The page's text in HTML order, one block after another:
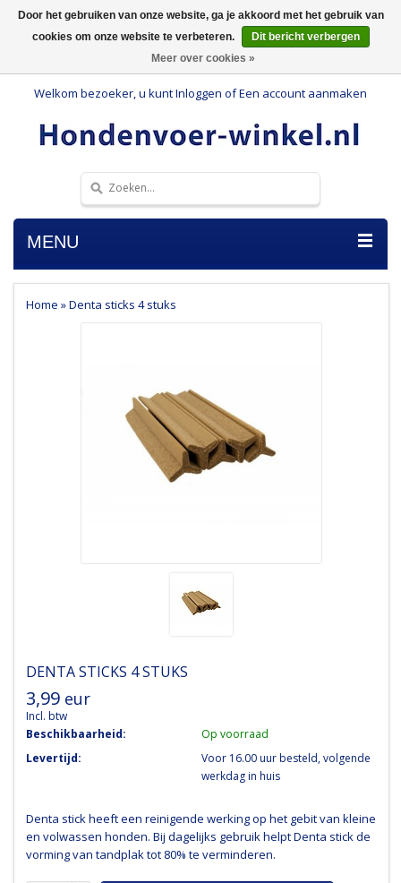
Welkom bezoeker, u kuntInloggen ofEen account aanmaken
MENU
Home »Denta sticks 4 stuks
DENTA STICKS 4 STUKS
3,99 eur
Incl. btw
Beschikbaarheid:
Op voorraad
Levertijd:
Voor 16.00 uur besteld, volgende
werkdag in huis
Denta stick heeft een reinigende werking op het gebit van kleine
en volwassen honden. Bij dagelijks gebruik helpt Denta stick de
vorming van tandplak tot 80% te verminderen.
Door het gebruiken van onze website, ga je akkoord met het gebruik van
cookies om onze website te verbeteren.
Dit bericht verbergen
Meer over cookies »